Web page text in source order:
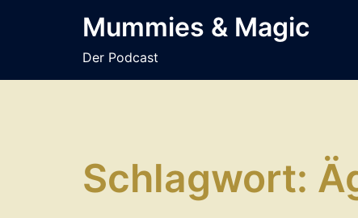
Mummies & Magic
Der Podcast
Schlagwort: